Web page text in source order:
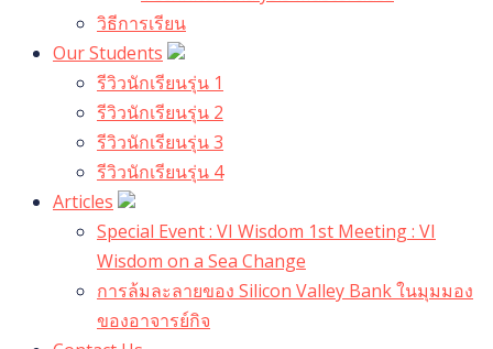
วิธีการเรียน
Our Students
รีวิวนักเรียนรุ่น 1
รีวิวนักเรียนรุ่น 2
รีวิวนักเรียนรุ่น 3
รีวิวนักเรียนรุ่น 4
Articles
Special Event : VI Wisdom 1st Meeting : VI
Wisdom on a Sea Change
การล้มละลายของ Silicon Valley Bank ในมุมมอง
ของอาจารย์กิจ